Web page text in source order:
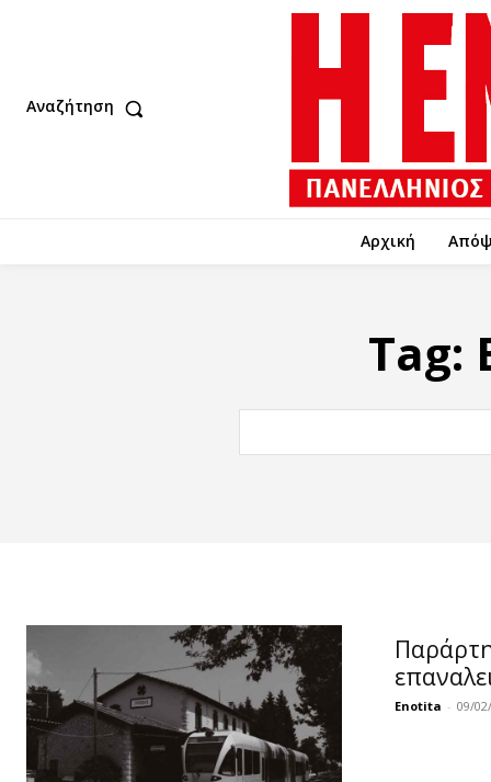
Αναζήτηση
Αρχική
Tag:
Enotita - 09/